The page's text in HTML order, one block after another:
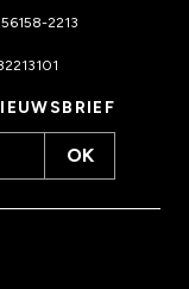
2213
OK